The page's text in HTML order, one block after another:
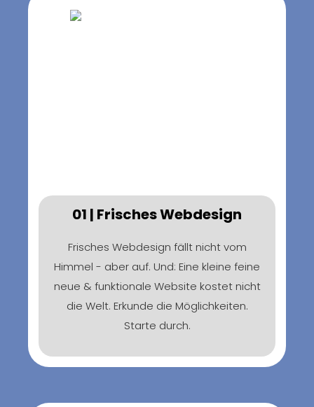
01 | Frisches Webdesign
Frisches Webdesign fällt nicht vom
Himmel - aber auf. Und: Eine kleine feine
neue & funktionale Website kostet nicht
die Welt. Erkunde die Möglichkeiten.
Starte durch.